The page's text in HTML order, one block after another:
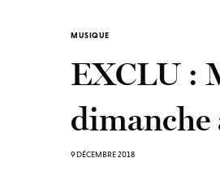
MUSIQUE
EXCLU :
dimanche
9 DÉCEMBRE 2018